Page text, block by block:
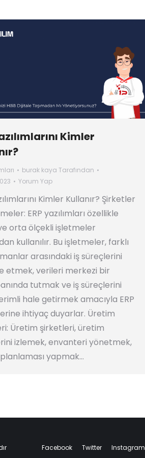
Kimler
burak kaya Tarafından
Yorum Yap
Kimler Kullanır? Şirketler
ERP yazılımları özellikle
orta ölçekli işletmeler
kullanılır. Bu işletmeler, farklı
arasındaki iş süreçlerini
etmek, verileri merkezi bir
tutmak ve iş süreçlerini
hale getirmek amacıyla ERP
ihtiyaç duyarlar. Üretim
Üretim şirketleri, üretim
izlemek, envanteri yönetmek,
yapmak…
Facebook Twitter Instagram